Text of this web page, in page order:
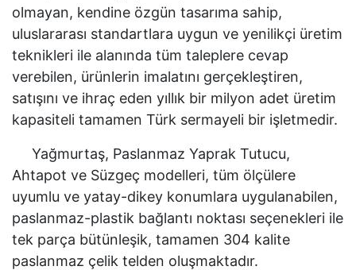
olmayan, kendine özgün tasarıma sahip,
uluslararası standartlara uygun ve yenilikçi üretim
teknikleri ile alanında tüm taleplere cevap
verebilen, ürünlerin imalatını gerçekleştiren,
satışını ve ihraç eden yıllık bir milyon adet üretim
kapasiteli tamamen Türk sermayeli bir işletmedir.
Yağmurtaş, Paslanmaz Yaprak Tutucu,
Ahtapot ve Süzgeç modelleri, tüm ölçülere
uyumlu ve yatay-dikey konumlara uygulanabilen,
paslanmaz-plastik bağlantı noktası seçenekleri ile
tek parça bütünleşik, tamamen 304 kalite
paslanmaz çelik telden oluşmaktadır.